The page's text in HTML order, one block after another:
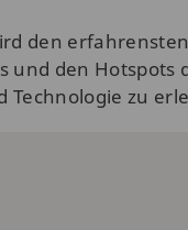
den
und den Hotspots
Technologie zu